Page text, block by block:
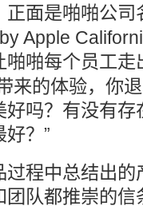
正面是啪啪公司
Apple
啪啪每个员工走
来的体验，你
吗？有没有
？”
程中总结出
团队都推崇的信